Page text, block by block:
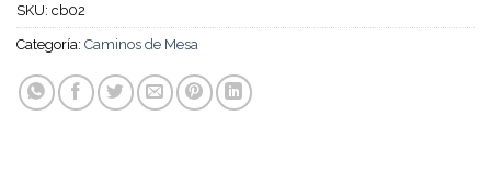
SKU: cb02
Categoría: Caminos de Mesa